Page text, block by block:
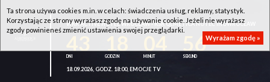
WKK ACTIVE HOTEL WROCŁAW - KSK QEMETICA NOTEĆ INOWROCŁAW
56
18.09.2026, GODZ. 18:00, EMOCJE TV
Ta strona używa cookies m.in. w celach: świadczenia usług, reklamy, statystyk.
Korzystając ze strony wyrażasz zgodę na używanie cookie. Jeżeli nie wyrażasz
zgody powinieneś zmienić ustawienia swojej przeglądarki.
Wyrażam zgodę »